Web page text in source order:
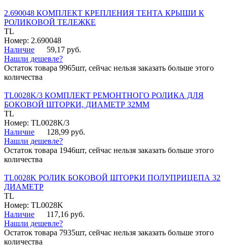
2.690048 КОМПЛЕКТ КРЕПЛЕНИЯ ТЕНТА КРЫШИ К
РОЛИКОВОЙ ТЕЛЕЖКЕ
TL
Номер: 2.690048
Наличие
59,17 руб.
Нашли дешевле?
Остаток товара 9965шт, сейчас нельзя заказать больше этого
количества
TL0028K/3 КОМПЛЕКТ РЕМОНТНОГО РОЛИКА ДЛЯ
БОКОВОЙ ШТОРКИ, ДИАМЕТР 32ММ
TL
Номер: TL0028K/3
Наличие
128,99 руб.
Нашли дешевле?
Остаток товара 1946шт, сейчас нельзя заказать больше этого
количества
TL0028K РОЛИК БОКОВОЙ ШТОРКИ ПОЛУПРИЦЕПА 32
ДИАМЕТР
TL
Номер: TL0028K
Наличие
117,16 руб.
Нашли дешевле?
Остаток товара 7935шт, сейчас нельзя заказать больше этого
количества